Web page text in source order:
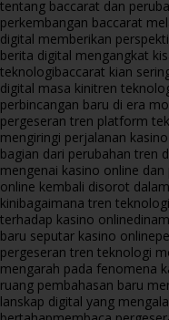
tentang baccarat dan
perkembangan baccarat
digital memberikan
berita digital mengangkat
teknologibaccarat kian
digital masa kinitren
perbincangan baru di era
pergeseran tren platform
mengiringi perjalanan
bagian dari perubahan tren
mengenai kasino online
online kembali disorot
kinibagaimana tren
terhadap kasino online
baru seputar kasino online
pergeseran tren teknologi
mengarah pada fenomena
ruang pembahasan baru
lanskap digital yang